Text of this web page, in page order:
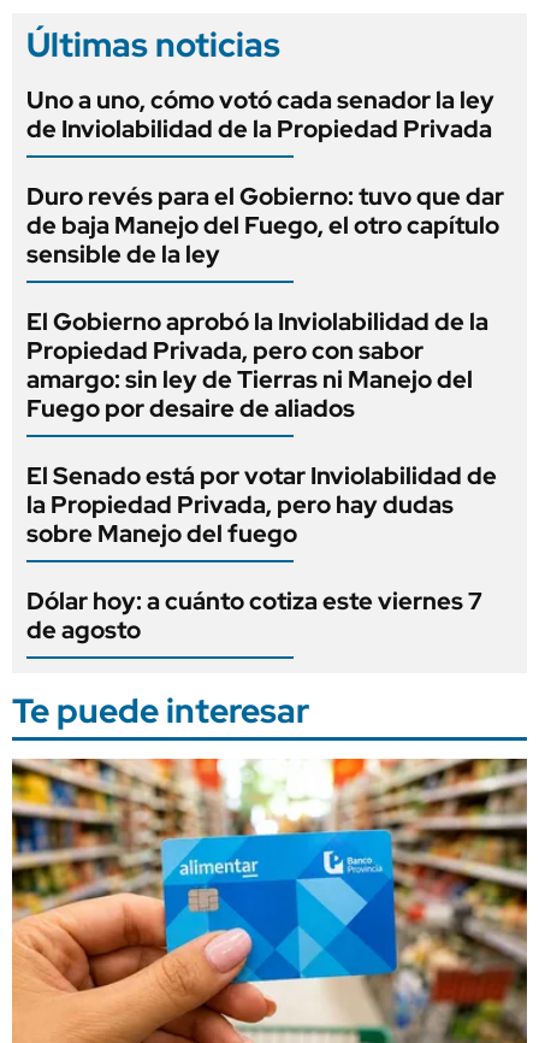
Últimas noticias
Uno a uno, cómo votó cada senador la ley
de Inviolabilidad de la Propiedad Privada
Duro revés para el Gobierno: tuvo que dar
de baja Manejo del Fuego, el otro capítulo
sensible de la ley
El Gobierno aprobó la Inviolabilidad de la
Propiedad Privada, pero con sabor
amargo: sin ley de Tierras ni Manejo del
Fuego por desaire de aliados
El Senado está por votar Inviolabilidad de
la Propiedad Privada, pero hay dudas
sobre Manejo del fuego
Dólar hoy: a cuánto cotiza este viernes 7
de agosto
Te puede interesar